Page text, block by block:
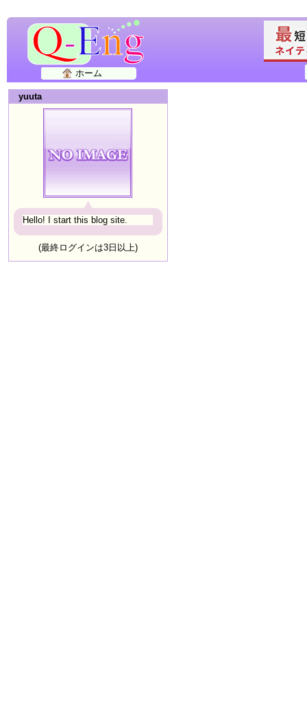
ホーム
yuuta
Hello! I start this blog site.
(最終ログインは3日以上)